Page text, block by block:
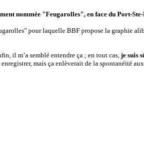
nommée "Feugarolles", en face du Port-
pour laquelle BBF propose la graphie
il m’a semblé entendre ça ; en tout cas, je suis
mais ça enlèverait de la spontanéité aux